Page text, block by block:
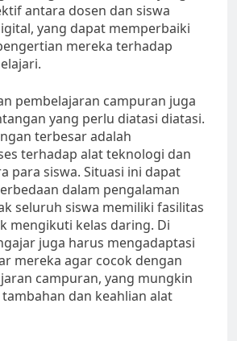
antara dosen dan siswa
yang dapat memperbaiki
mereka terhadap
pembelajaran campuran juga
yang perlu diatasi diatasi.
terbesar adalah
terhadap alat teknologi dan
para siswa. Situasi ini dapat
dalam pengalaman
seluruh siswa memiliki fasilitas
mengikuti kelas daring. Di
juga harus mengadaptasi
mereka agar cocok dengan
campuran, yang mungkin
dan keahlian alat